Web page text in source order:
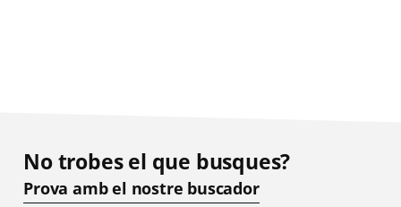
No trobes el que busques?
Prova amb el nostre buscador